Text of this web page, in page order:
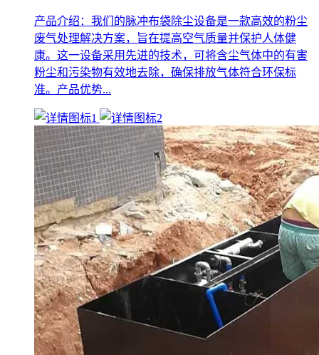
产品介绍：我们的脉冲布袋除尘设备是一款高效的粉尘
废气处理解决方案，旨在提高空气质量并保护人体健
康。这一设备采用先进的技术，可将含尘气体中的有害
粉尘和污染物有效地去除，确保排放气体符合环保标
准。产品优势...